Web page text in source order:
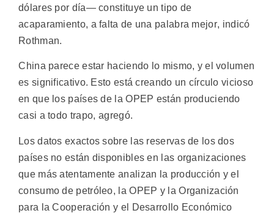
dólares por día— constituye un tipo de
acaparamiento, a falta de una palabra mejor, indicó
Rothman.
China parece estar haciendo lo mismo, y el volumen
es significativo. Esto está creando un círculo vicioso
en que los países de la OPEP están produciendo
casi a todo trapo, agregó.
Los datos exactos sobre las reservas de los dos
países no están disponibles en las organizaciones
que más atentamente analizan la producción y el
consumo de petróleo, la OPEP y la Organización
para la Cooperación y el Desarrollo Económico